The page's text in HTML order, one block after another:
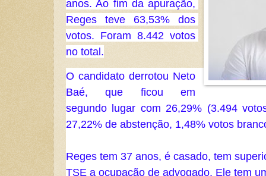
anos. Ao fim da apuração,
Reges teve 63,53% dos
votos. Foram 8.442 votos
no total.
O candidato derrotou Neto
Baé, que ficou em
segundo lugar com 26,29% (3.494
27,22% de abstenção, 1,48% votos
Reges tem 37 anos, é casado, tem
TSE a ocupação de advogado. Ele tem